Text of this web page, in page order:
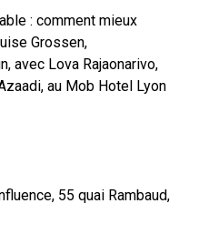
: comment mieux
Grossen,
avec Lova Rajaonarivo,
au Mob Hotel Lyon
55 quai Rambaud,